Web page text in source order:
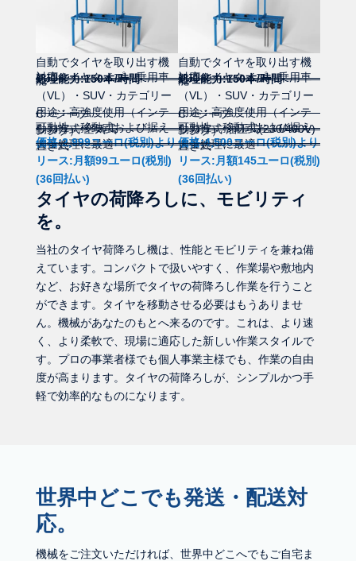
自動でタイヤを取り出す機
能
処理能力:150本/時間
対応タイヤタイプ：乗用車
（VL）・SUV・カテゴリー
C・ジープ
用途：高強度使用（インテ
ンシブ）
動力方式:空気式
可動性：移動式および据え
置き式
大量処理に最適
価格:2,999ユーロ(税別)より
リース:月額99ユーロ(税別)
(36回払い)
自動でタイヤを取り出す機
能
処理能力:150本/時間
対応タイヤタイプ：乗用車
（VL）・SUV・カテゴリー
C・ジープ
用途：高強度使用（インテ
ンシブ）
動力方式:油圧式(230/400V)
可動性：移動式および据え
置き式
大量処理に最適
価格:4,500ユーロ(税別)より
リース:月額145ユーロ(税別)
(36回払い)
タイヤの荷降ろしに、モビリティ
を。
当社のタイヤ荷降ろし機は、性能とモビリティを兼ね備
えています。コンパクトで扱いやすく、作業場や敷地内
など、お好きな場所でタイヤの荷降ろし作業を行うこと
ができます。タイヤを移動させる必要はもうありませ
ん。機械があなたのもとへ来るのです。これは、より速
く、より柔軟で、現場に適応した新しい作業スタイルで
す。プロの事業者様でも個人事業主様でも、作業の自由
度が高まります。タイヤの荷降ろしが、シンプルかつ手
軽で効率的なものになります。
世界中どこでも発送・配送対
応。
機械をご注文いただければ、世界中どこへでもご自宅ま